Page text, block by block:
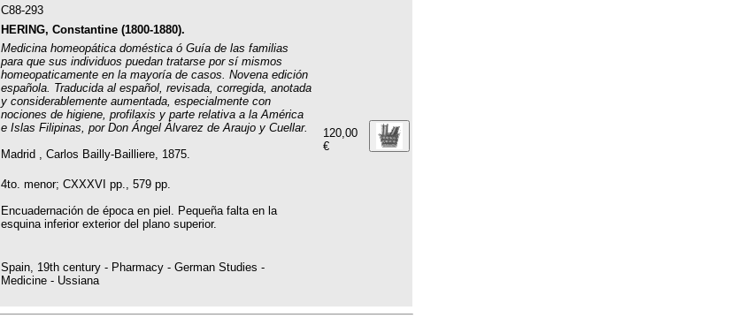
C88-293
HERING, Constantine (1800-1880).
120,00
€
Medicina homeopática doméstica ó Guía de las familias
para que sus individuos puedan tratarse por sí mismos
homeopaticamente en la mayoría de casos. Novena edición
española. Traducida al español, revisada, corregida, anotada
y considerablemente aumentada, especialmente con
nociones de higiene, profilaxis y parte relativa a la América
e Islas Filipinas, por Don Ángel Álvarez de Araujo y Cuellar.
Madrid , Carlos Bailly-Bailliere, 1875.
4to. menor; CXXXVI pp., 579 pp.
Encuadernación de época en piel. Pequeña falta en la
esquina inferior exterior del plano superior.
Spain, 19th century - Pharmacy - German Studies -
Medicine - Ussiana